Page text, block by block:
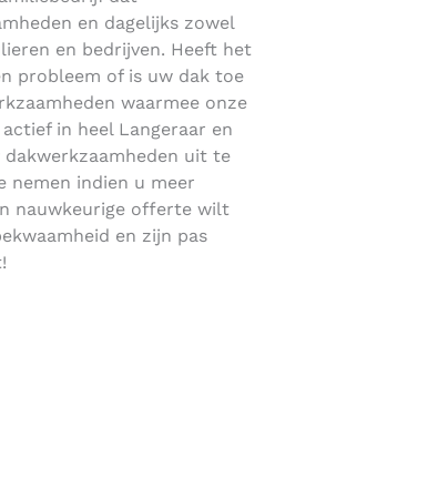
en dagelijks zowel
en bedrijven. Heeft het
probleem of is uw dak toe
waarmee onze
in heel Langeraar en
uit te
nemen indien u meer
nauwkeurige offerte wilt
en zijn pas